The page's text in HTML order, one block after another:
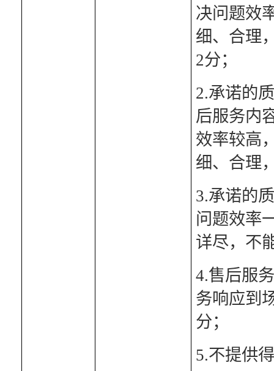
决问题效
细、合理
2分；
2.承诺的
后服务内
效率较高
细、合理
3.承诺的
问题效率
详尽，不
4.售后服
务响应到
分；
5.不提供